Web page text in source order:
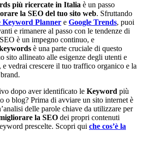
più ricercate in Italia è un passo
la SEO del tuo sito web. Sfruttando
Keyword Planner e Google Trends, puoi
e rimanere al passo con le tendenze di
è un impegno continuo, e
è una parte cruciale di questo
sito allineato alle esigenze degli utenti e
e vedrai crescere il tuo traffico organico e la
dopo aver identificato le Keyword più
o blog? Prima di avviare un sito internet è
delle parole chiave da utilizzare per
la SEO dei propri contenuti
prescelte. Scopri qui che cos’è la